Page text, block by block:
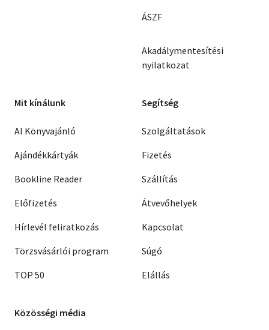
ÁSZF
Akadálymentesítési
nyilatkozat
Mit kínálunk
AI Könyvajánló
Ajándékkártyák
Bookline Reader
Előfizetés
Hírlevél feliratkozás
Törzsvásárlói program
TOP 50
Segítség
Szolgáltatások
Fizetés
Szállítás
Átvevőhelyek
Kapcsolat
Súgó
Elállás
Közösségi média